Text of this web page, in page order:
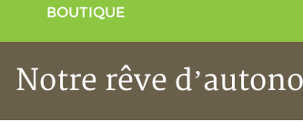
BOUTIQUE
Notre rêve